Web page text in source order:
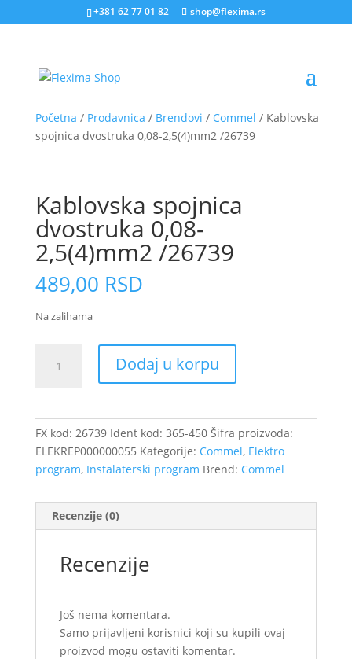
+381 62 77 01 82 shop@flexima.rs
Početna / Prodavnica / Brendovi / Commel / Kablovska
spojnica dvostruka 0,08-2,5(4)mm2 /26739
Kablovska spojnica
dvostruka 0,08-
2,5(4)mm2 /26739
489,00 RSD
Na zalihama
spojnica
2,5(4)mm2
Dodaj u korpu
FX kod: 26739 Ident kod: 365-450 Šifra proizvoda:
ELEKREP000000055 Kategorije: Commel, Elektro
program, Instalaterski program Brend: Commel
Recenzije (0)
Recenzije
Još nema komentara.
Samo prijavljeni korisnici koji su kupili ovaj
proizvod mogu ostaviti komentar.